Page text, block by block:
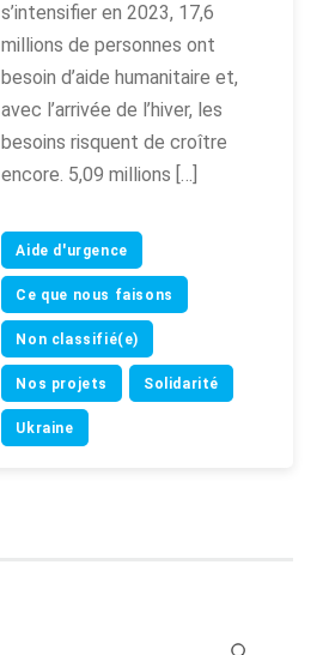
s’intensifier en 2023, 17,6
millions de personnes ont
besoin d’aide humanitaire et,
avec l’arrivée de l’hiver, les
besoins risquent de croître
encore. 5,09 millions […]
Aide d'urgence
Ce que nous faisons
Non classifié(e)
Nos projets Solidarité
Ukraine